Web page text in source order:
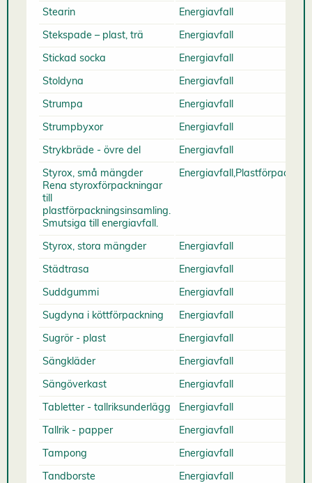
Stearin
Energiavfall
Stekspade – plast, trä
Energiavfall
Stickad socka
Energiavfall
Stoldyna
Energiavfall
Strumpa
Energiavfall
Strumpbyxor
Energiavfall
Strykbräde - övre del
Energiavfall
Styrox, små mängder
Rena styroxförpackningar
till
plastförpackningsinsamling.
Smutsiga till energiavfall.
Styrox, stora mängder
Energiavfall
Städtrasa
Energiavfall
Suddgummi
Energiavfall
Sugdyna i köttförpackning
Energiavfall
Sugrör - plast
Energiavfall
Sängkläder
Energiavfall
Sängöverkast
Energiavfall
Tabletter - tallriksunderlägg
Energiavfall
Tallrik - papper
Energiavfall
Tampong
Energiavfall
Tandborste
Energiavfall